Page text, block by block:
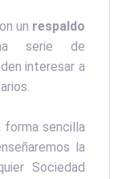
un respaldo
serie de
interesar a
forma sencilla
la
Sociedad